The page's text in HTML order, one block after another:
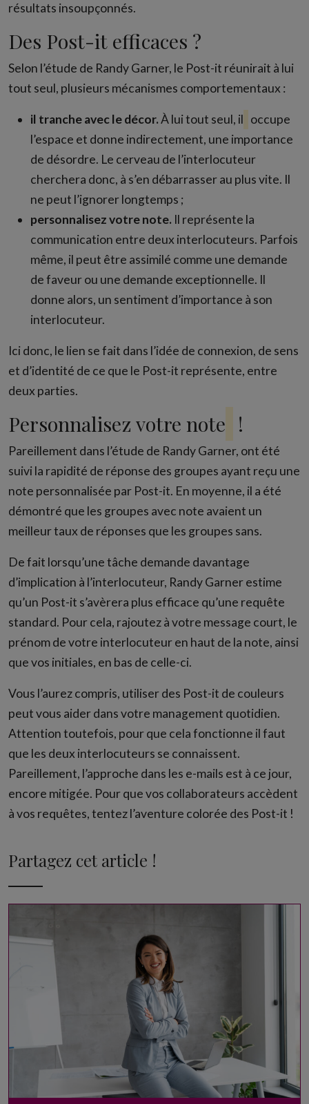
résultats insoupçonnés.
Des Post-it efficaces ?
Selon l’étude de Randy Garner, le Post-it réunirait à lui
tout seul, plusieurs mécanismes comportementaux :
il tranche avec le décor.À lui tout seul, il occupe
l’espace et donne indirectement, une importance
de désordre. Le cerveau de l’interlocuteur
cherchera donc, à s’en débarrasser au plus vite. Il
ne peut l’ignorer longtemps ;
personnalisez votre note. Il représente la
communication entre deux interlocuteurs. Parfois
même, il peut être assimilé comme une demande
de faveur ou une demande exceptionnelle. Il
donne alors, un sentiment d’importance à son
interlocuteur.
Ici donc, le lien se fait dans l’idée de connexion, de sens
et d’identité de ce que le Post-it représente, entre
deux parties.
Personnalisez votre note !
Pareillement dans l’étude de Randy Garner, ont été
suivi la rapidité de réponse des groupes ayant reçu une
note personnalisée par Post-it. En moyenne, il a été
démontré que les groupes avec note avaient un
meilleur taux de réponses que les groupes sans.
De fait lorsqu’une tâche demande davantage
d’implication à l’interlocuteur, Randy Garner estime
qu’un Post-it s’avèrera plus efficace qu’une requête
standard. Pour cela, rajoutez à votre message court, le
prénom de votre interlocuteur en haut de la note, ainsi
que vos initiales, en bas de celle-ci.
Vous l’aurez compris, utiliser des Post-it de couleurs
peut vous aider dans votre management quotidien.
Attention toutefois, pour que cela fonctionne il faut
que les deux interlocuteurs se connaissent.
Pareillement, l’approche dans les e-mails est à ce jour,
encore mitigée. Pour que vos collaborateurs accèdent
à vos requêtes, tentez l’aventure colorée des Post-it !
Partagez cet article !